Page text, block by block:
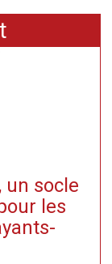
un socle
les